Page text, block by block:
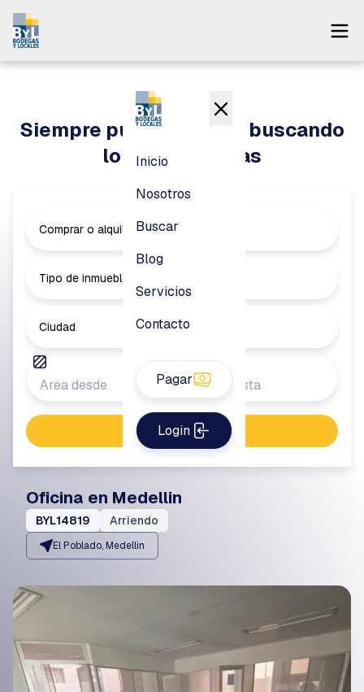
Nosotros
Pagar
Inicio
Nosotros
Buscar
Blog
Servicios
Contacto
Pagar
Login
Siempre puedes seguir buscando
lo que necesitas
Comprar o alquilar
Tipo de inmueble
Ciudad
Buscar propiedad
Oficina en Medellin
BYL14819 Arriendo
El Poblado, Medellin